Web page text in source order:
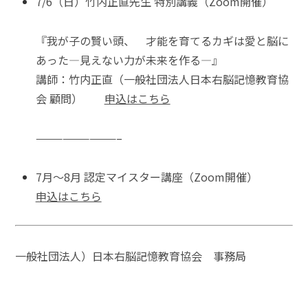
『我が子の賢い頭、 才能を育てるカギは愛と脳に
あった―見えない力が未来を作る―』
講師：竹内正直（一般社団法人日本右脳記憶教育協
会 顧問） 申込はこちら
—————————–
7月～8月 認定マイスター講座（Zoom開催）
申込はこちら
一般社団法人）日本右脳記憶教育協会 事務局